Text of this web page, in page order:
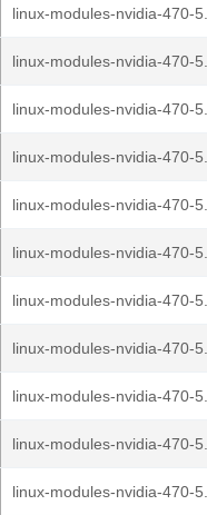
linux-modules-nvidia-470-
linux-modules-nvidia-470-
linux-modules-nvidia-470-
linux-modules-nvidia-470-
linux-modules-nvidia-470-
linux-modules-nvidia-470-
linux-modules-nvidia-470-
linux-modules-nvidia-470-
linux-modules-nvidia-470-
linux-modules-nvidia-470-
linux-modules-nvidia-470-